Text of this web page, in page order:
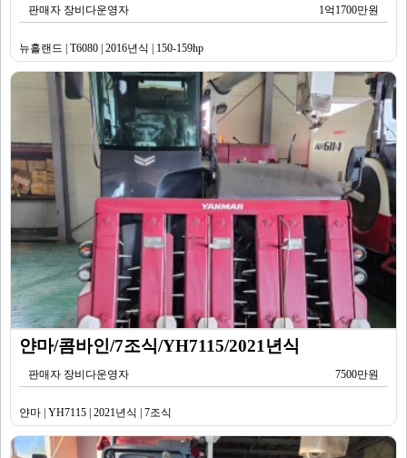
판매자 장비다운영자 1억1700만원
뉴홀랜드 | T6080 | 2016년식 | 150-159hp
얀마/콤바인/7조식/YH7115/2021년식
판매자 장비다운영자 7500만원
얀마 | YH7115 | 2021년식 | 7조식